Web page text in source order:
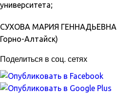
университета;
СУХОВА МАРИЯ ГЕННАДЬЕВНА –
Горно-Алтайск)
Поделиться в соц. сетях